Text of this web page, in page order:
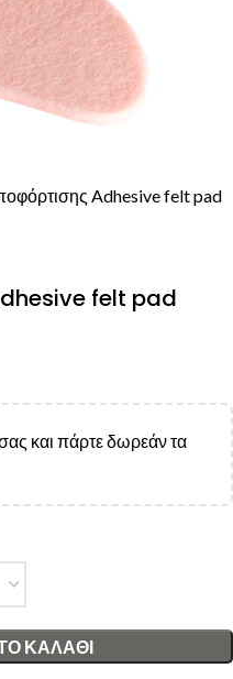
Adhesive felt pad
felt pad
και πάρτε δωρεάν τα
ΚΑΛΆΘΙ